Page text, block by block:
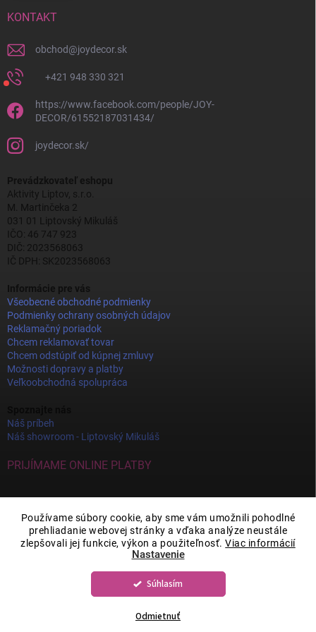
Používame súbory cookie, aby sme vám umožnili pohodlné
prehliadanie webovej stránky a vďaka analýze neustále
zlepšovali jej funkcie, výkon a použiteľnosť.Viac informácií
Nastavenie
Odmietnuť
Súhlasím
KONTAKT
obchod@joydecor.sk
+421 948 330 321
https://www.facebook.com/people/JOY-
DECOR/61552187031434/
joydecor.sk/
Prevádzkovateľ eshopu
Aktivity Liptov, s.r.o.
M. Martinčeka 2
031 01 Liptovský Mikuláš
IČO: 46 747 923
DIČ: 2023568063
IČ DPH: SK2023568063
Informácie pre vás
Všeobecné obchodné podmienky
Podmienky ochrany osobných údajov
Reklamačný poriadok
Chcem reklamovať tovar
Chcem odstúpiť od kúpnej zmluvy
Možnosti dopravy a platby
Veľkoobchodná spolupráca
Náš príbeh
Náš showroom - Liptovský Mikuláš
PRIJÍMAME ONLINE PLATBY
Vytvoril Shoptet
. Všetky práva vyhradené.